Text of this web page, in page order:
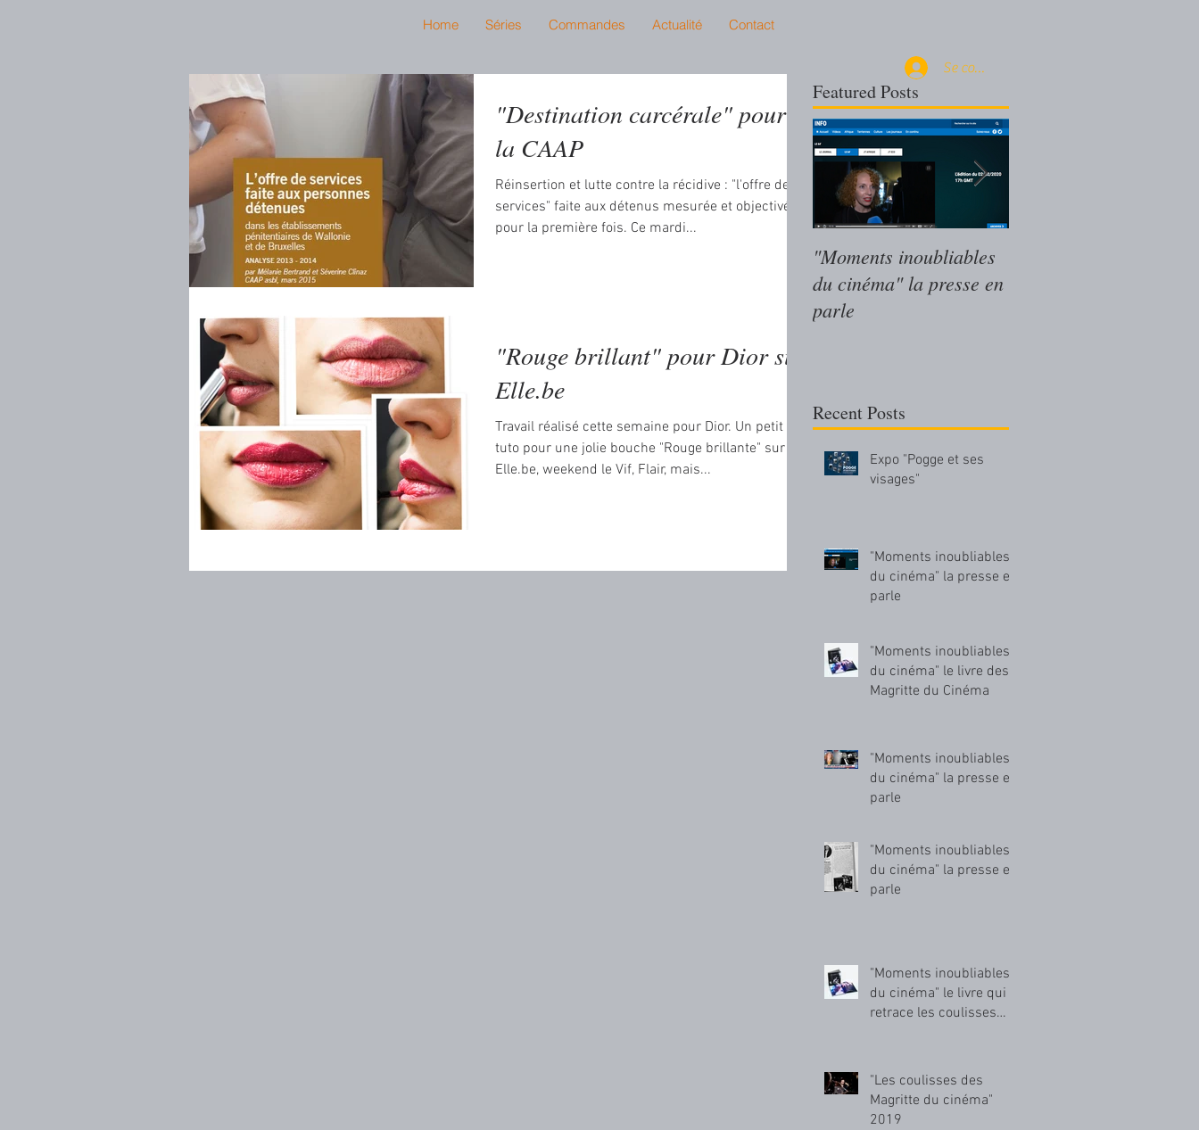
Home Séries Commandes Actualité Contact
Se connecter
"Destination carcérale" pour
la CAAP
Réinsertion et lutte contre la récidive : "l'offre de
services" faite aux détenus mesurée et objectivée
pour la première fois. Ce mardi...
"Rouge brillant" pour Dior sur
Elle.be
Travail réalisé cette semaine pour Dior. Un petit
tuto pour une jolie bouche "Rouge brillante" sur
Elle.be, weekend le Vif, Flair, mais...
Featured Posts
"Moments inoubliables
du cinéma" la presse en
parle
Recent Posts
Expo "Pogge et ses
visages"
"Moments inoubliables
du cinéma" la presse en
parle
"Moments inoubliables
du cinéma" le livre des
Magritte du Cinéma
"Moments inoubliables
du cinéma" la presse en
parle
"Moments inoubliables
du cinéma" la presse en
parle
"Moments inoubliables
du cinéma" le livre qui
retrace les coulisses
"Les coulisses des
Magritte du cinéma"
2019